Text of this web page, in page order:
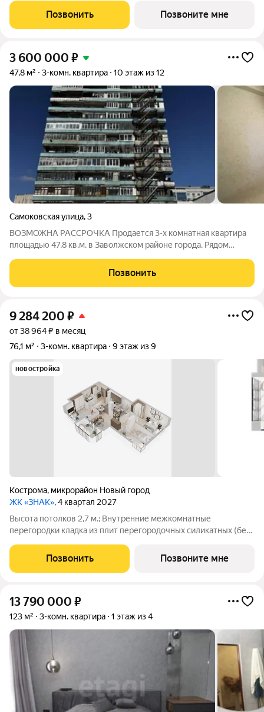
облицовочного кирпича и поризованного керамического
камня, оштукатуренные изнутри
Позвонить Позвоните мне
3 600 000 ₽
47,8 м² 3-комн. квартира 10 этаж из 12
Самоковская улица,3
ВОЗМОЖНА РАССРОЧКА Продается 3-х комнатная квартира
площадью 47,8 кв.м. в Заволжском районе города. Рядом
транспорт во все районы города. В квартире две
изолированные комнаты и одна проходная,
Позвонить
9 284 200 ₽
от 38 964 ₽ в месяц
76,1 м²
3-комн. квартира 9 этаж из 9
новостройка
Кострома, микрорайон Новый город
ЖК «ЗНАК», 4 квартал 2027
Высота потолков 2,7 м.; Внутренние межкомнатные
перегородки кладка из плит перегородочных силикатных (без
облицовочного кирпича и поризованного керамического
камня, оштукатуренные изнутри
Позвонить Позвоните мне
13 790 000 ₽
123 м² 3-комн. квартира 1 этаж из 4